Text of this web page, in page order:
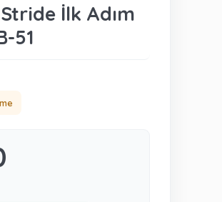
İlk Adım
51